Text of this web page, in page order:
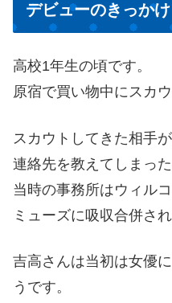
デビューのきっかけ
高校1年生の頃です。
原宿で買い物中にスカ
スカウトしてきた相手
連絡先を教えてしまった
当時の事務所はウィル
ミューズに吸収合併さ
吉高さんは当初は女優
うです。